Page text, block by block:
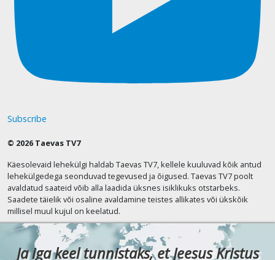
Subscribe
© 2026 Taevas TV7
Käesolevaid lehekülgi haldab Taevas TV7, kellele kuuluvad kõik antud
lehekülgedega seonduvad tegevused ja õigused. Taevas TV7 poolt
avaldatud saateid võib alla laadida üksnes isiklikuks otstarbeks.
Saadete täielik või osaline avaldamine teistes allikates või ükskõik
millisel muul kujul on keelatud.
Ja iga keel tunnistaks, et Jeesus Kristus